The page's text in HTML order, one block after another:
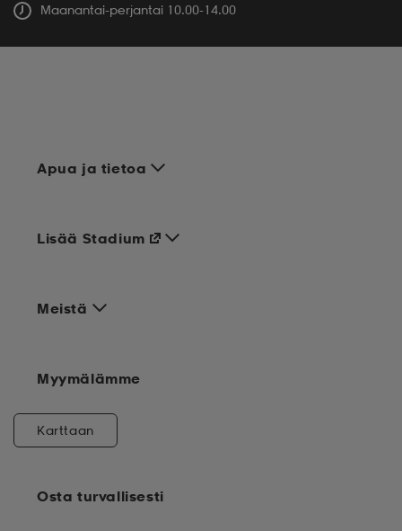
Maanantai-perjantai 10.00-14.00
Apua ja tietoa
Meistä
Osta turvallisesti
Lisää Stadium
Myymälämme
Karttaan